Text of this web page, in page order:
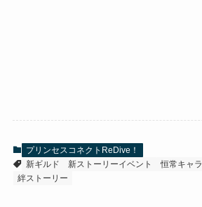
プリンセスコネクトReDive！
新ギルド
新ストーリーイベント 恒常キャラ
絆ストーリー